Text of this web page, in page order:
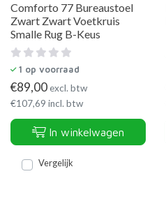
Comforto 77 Bureaustoel
Zwart Zwart Voetkruis
Smalle Rug B-Keus
1 op voorraad
€89,00excl. btw
€107,69 incl. btw
In winkelwagen
Vergelijk